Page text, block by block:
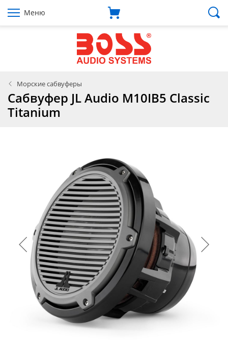
Меню
Морские сабвуферы
Сабвуфер JL Audio M10IB5 Classic
Titanium